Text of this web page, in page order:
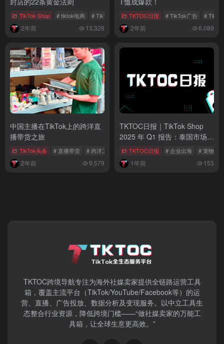
TikTok Shop # tiktok电商 # TikTok美区小店 # TikTok运营指南
2年前 13,328
TKTOC日报 # TikTok广告 #
2年前 6,089
中国主播在TikTok上的跨洋直
播带货之旅
TikTok头条 # 直播带货 # 跨洋工作 # 电商机遇
2年前 9,579
TKTOC日报｜TikTok Shop
2025 年 Q1 报告：泰国市场一
骑绝尘
TKTOC日报 # 企业出海 # 宠物产
1年前 153
TKTOC跨境导航​专注为海外社媒卖家提供全链路运营工具
箱，覆盖主流平台（TikTok/YouTube/Facebook等）​的运
营、直播、广告投放、数据分析及变现服务。以中立工具生
态整合行业资源，降低跨境门槛——“做社媒卖家的万能工
具箱，让全球生意更高效。”